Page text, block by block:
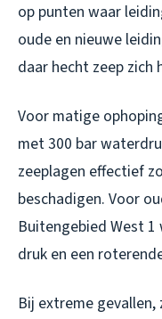
op punten waar
oude en nieuwe
daar hecht zeep zich
Voor matige
met 300 bar
zeeplagen effectief
beschadigen. Voor
Buitengebied West
druk en een
Bij extreme